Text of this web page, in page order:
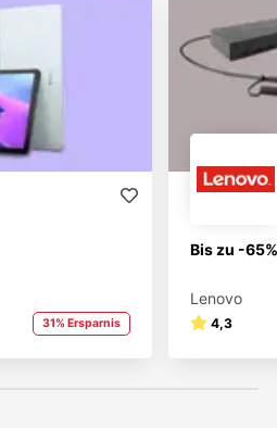
31% Ersparnis
Bis zu -
Lenovo
4,3